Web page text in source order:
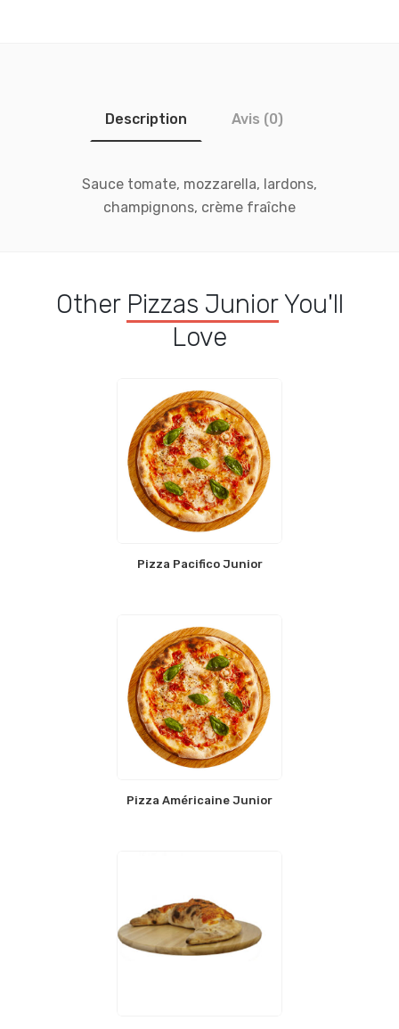
Description Avis (0)
Sauce tomate, mozzarella, lardons,
champignons, crème fraîche
Other Pizzas JuniorYou'll
Love
Pizza Pacifico Junior
Pizza Américaine Junior